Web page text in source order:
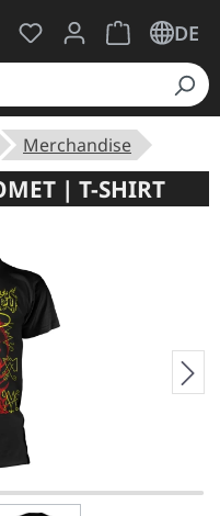
Du hast 0 Produkte
Warenkorb
DE
Merchandise
| T-SHIRT